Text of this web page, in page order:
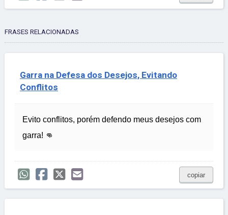
FRASES RELACIONADAS
Garra na Defesa dos Desejos, Evitando
Conflitos
Evito conflitos, porém defendo meus desejos com
garra! 👊
copiar